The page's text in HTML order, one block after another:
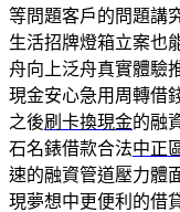
等問題客戶的問題講
生活招牌燈箱立案也
舟向上泛舟真實體驗
現金安心急用周轉借
之後刷卡換現金的融
石名錶借款合法中正
速的融資管道壓力體
現夢想中更便利的借